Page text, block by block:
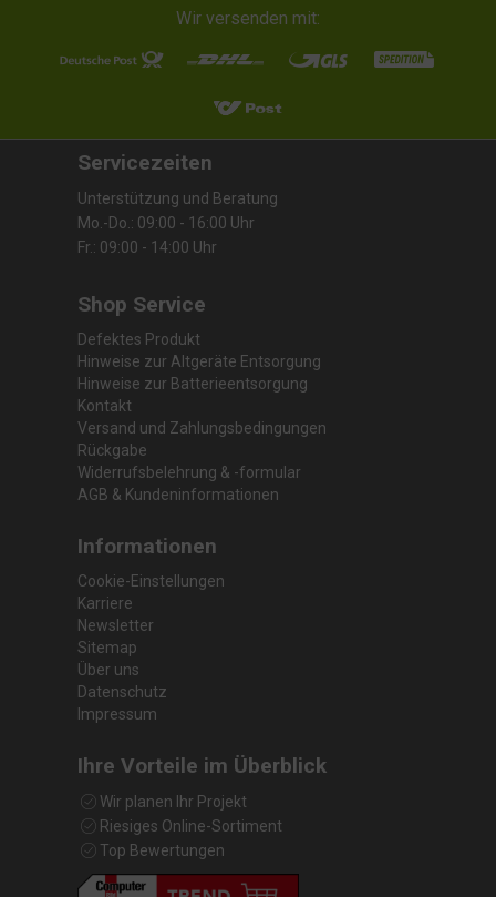
Wir versenden mit:
Servicezeiten
Unterstützung und Beratung
Mo.-Do.: 09:00 - 16:00 Uhr
Fr.: 09:00 - 14:00 Uhr
Shop Service
Defektes Produkt
Hinweise zur Altgeräte Entsorgung
Hinweise zur Batterieentsorgung
Kontakt
Versand und Zahlungsbedingungen
Rückgabe
Widerrufsbelehrung & -formular
AGB & Kundeninformationen
Informationen
Cookie-Einstellungen
Karriere
Newsletter
Sitemap
Über uns
Datenschutz
Impressum
Ihre Vorteile im Überblick
Wir planen Ihr Projekt
Riesiges Online-Sortiment
Top Bewertungen